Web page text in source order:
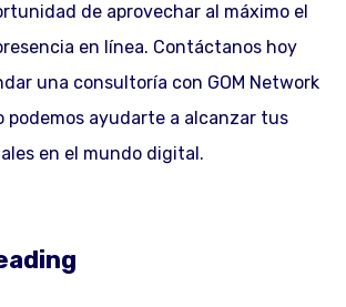
de aprovechar al máximo el
en línea. Contáctanos hoy
una consultoría con GOM Network
podemos ayudarte a alcanzar tus
en el mundo digital.